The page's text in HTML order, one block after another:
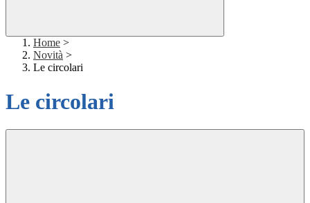
Home >
Novità >
Le circolari
Le circolari